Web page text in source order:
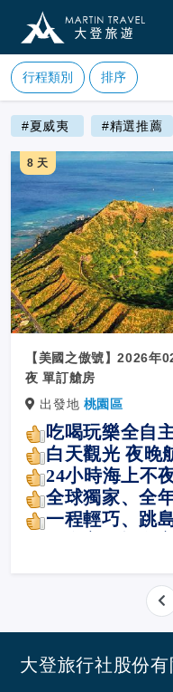
行程類別 排序
#夏威夷 #精選推薦
8 天
【美國之傲號】2026年
夜 單訂艙房
出發地 桃園區
吃喝玩樂全自
白天觀光 夜晚
24小時海上不
全球獨家、全
一程輕巧、跳
自主的旅遊
大登旅行社股份有